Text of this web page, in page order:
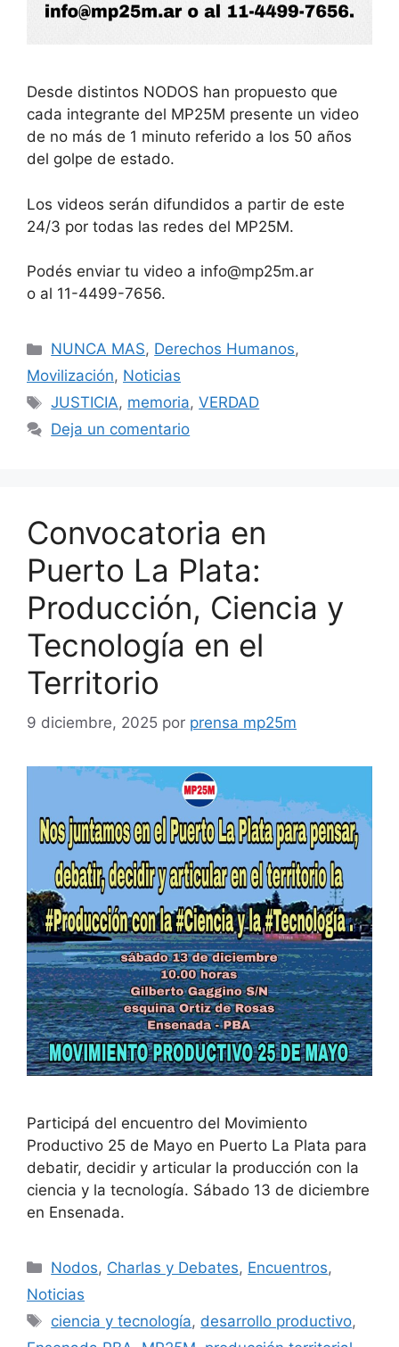
Desde distintos NODOS han propuesto que
cada integrante del MP25M presente un video
de no más de 1 minuto referido a los 50 años
del golpe de estado.
Los videos serán difundidos a partir de este
24/3 por todas las redes del MP25M.
Podés enviar tu video a info@mp25m.ar
o al 11-4499-7656.
NUNCA MAS, Derechos Humanos,
Movilización, Noticias
JUSTICIA, memoria,VERDAD
Deja un comentario
Convocatoria en
Puerto La Plata:
Producción, Ciencia y
Tecnología en el
Territorio
9 diciembre, 2025 por prensa mp25m
Participá del encuentro del Movimiento
Productivo 25 de Mayo en Puerto La Plata para
debatir, decidir y articular la producción con la
ciencia y la tecnología. Sábado 13 de diciembre
en Ensenada.
Nodos, Charlas y Debates, Encuentros,
Noticias
ciencia y tecnología, desarrollo productivo,